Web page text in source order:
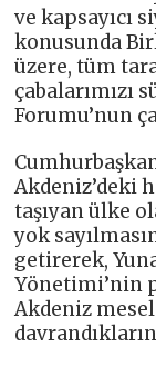
ve kapsayıcı
konusunda
üzere, tüm
çabalarımızı
Forumu’nun
Akdeniz’deki
taşıyan ülke
yok
getirerek,
Yönetimi’nin
Akdeniz